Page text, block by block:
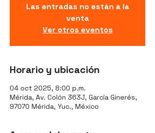
Las entradas no están a la
venta
Ver otros eventos
Horario y ubicación
04 oct 2025, 8:00 p.m.
Mérida, Av. Colón 363J, García Ginerés,
97070 Mérida, Yuc., México